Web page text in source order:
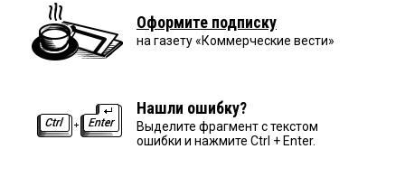
Оформите подписку
на газету «Коммерческие вести»
Нашли ошибку?
Выделите фрагмент с текстом
ошибки и нажмите Ctrl + Enter.